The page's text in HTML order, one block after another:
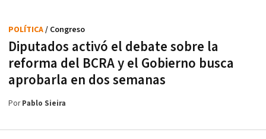
Diputados activó el debate sobre la
reforma del BCRA y el Gobierno busca
aprobarla en dos semanas
POLÍTICA/ Congreso
PorPablo Sieira